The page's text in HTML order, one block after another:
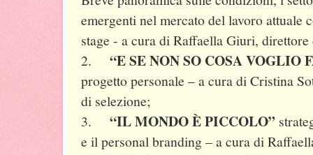
emergenti nel mercato del lavoro attuale
stage - a cura di Raffaella Giuri,
2. “E SE NON SO COSA VOGLIO
progetto personale – a cura di Cristina
di selezione;
3. “IL MONDO È PICCOLO”
e il personal branding – a cura di